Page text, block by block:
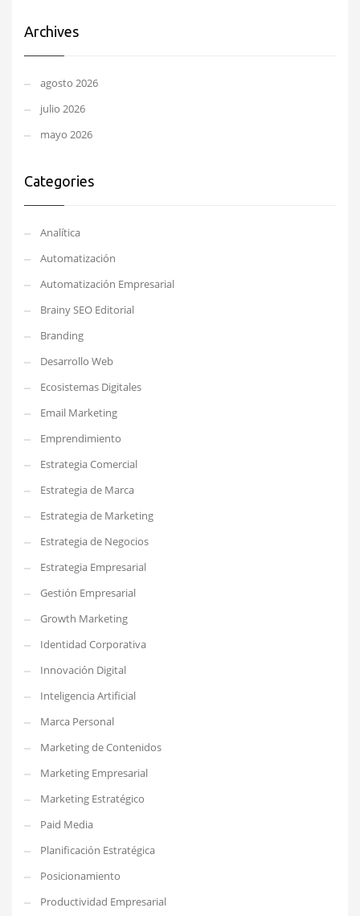
Archives
agosto 2026
julio 2026
mayo 2026
Categories
Analítica
Automatización
Automatización Empresarial
Brainy SEO Editorial
Branding
Desarrollo Web
Ecosistemas Digitales
Email Marketing
Emprendimiento
Estrategia Comercial
Estrategia de Marca
Estrategia de Marketing
Estrategia de Negocios
Estrategia Empresarial
Gestión Empresarial
Growth Marketing
Identidad Corporativa
Innovación Digital
Inteligencia Artificial
Marca Personal
Marketing de Contenidos
Marketing Empresarial
Marketing Estratégico
Paid Media
Planificación Estratégica
Posicionamiento
Productividad Empresarial